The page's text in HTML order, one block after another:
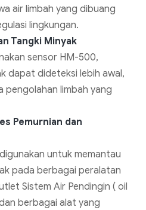
air limbah yang dibuang
lingkungan.
Tangki Minyak
sensor HM-500,
dapat dideteksi lebih awal,
pengolahan limbah yang
Pemurnian dan
untuk memantau
pada berbagai peralatan
Sistem Air Pendingin ( oil
berbagai alat yang